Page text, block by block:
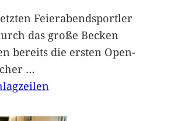
Feierabendsportler
das große Becken
bereits die ersten Open-
…